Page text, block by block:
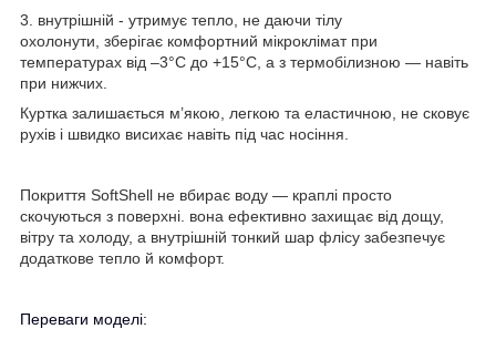
3. внутрішній - утримує тепло, не даючи тілу
охолонути, зберігає комфортний мікроклімат при
температурах від –3°C до +15°C, а з термобілизною — навіть
при нижчих.
Куртка залишається м’якою, легкою та еластичною, не сковує
рухів і швидко висихає навіть під час носіння.
Покриття SoftShell не вбирає воду — краплі просто
скочуються з поверхні. вона ефективно захищає від дощу,
вітру та холоду, а внутрішній тонкий шар флісу забезпечує
додаткове тепло й комфорт.
Переваги моделі: